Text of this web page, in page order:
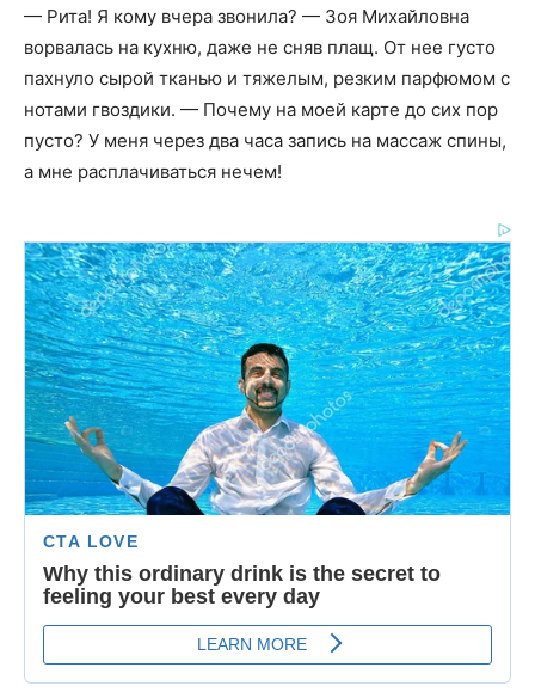
— Рита! Я кому вчера звонила? — Зоя Михайловна
ворвалась на кухню, даже не сняв плащ. От нее густо
пахнуло сырой тканью и тяжелым, резким парфюмом с
нотами гвоздики. — Почему на моей карте до сих пор
пусто? У меня через два часа запись на массаж спины,
а мне расплачиваться нечем!